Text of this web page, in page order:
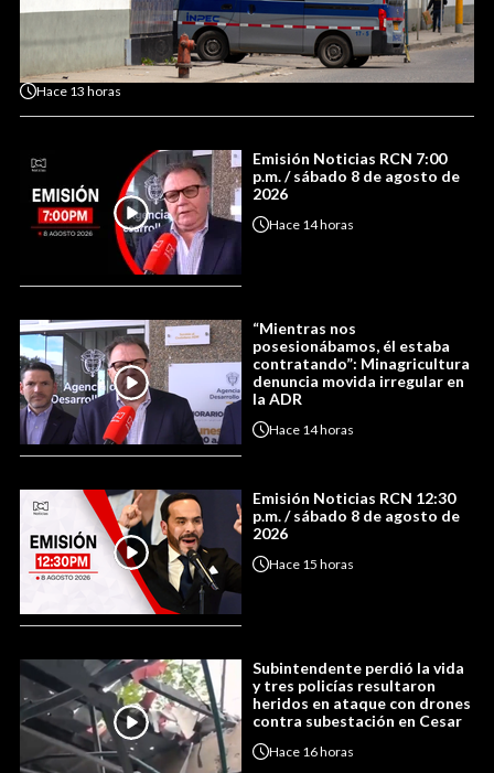
Hace 13 horas
Emisión Noticias RCN 7:00
p.m. / sábado 8 de agosto de
2026
Hace 14 horas
“Mientras nos
posesionábamos, él estaba
contratando”: Minagricultura
denuncia movida irregular en
la ADR
Hace 14 horas
Emisión Noticias RCN 12:30
p.m. / sábado 8 de agosto de
2026
Hace 15 horas
Subintendente perdió la vida
y tres policías resultaron
heridos en ataque con drones
contra subestación en Cesar
Hace 16 horas